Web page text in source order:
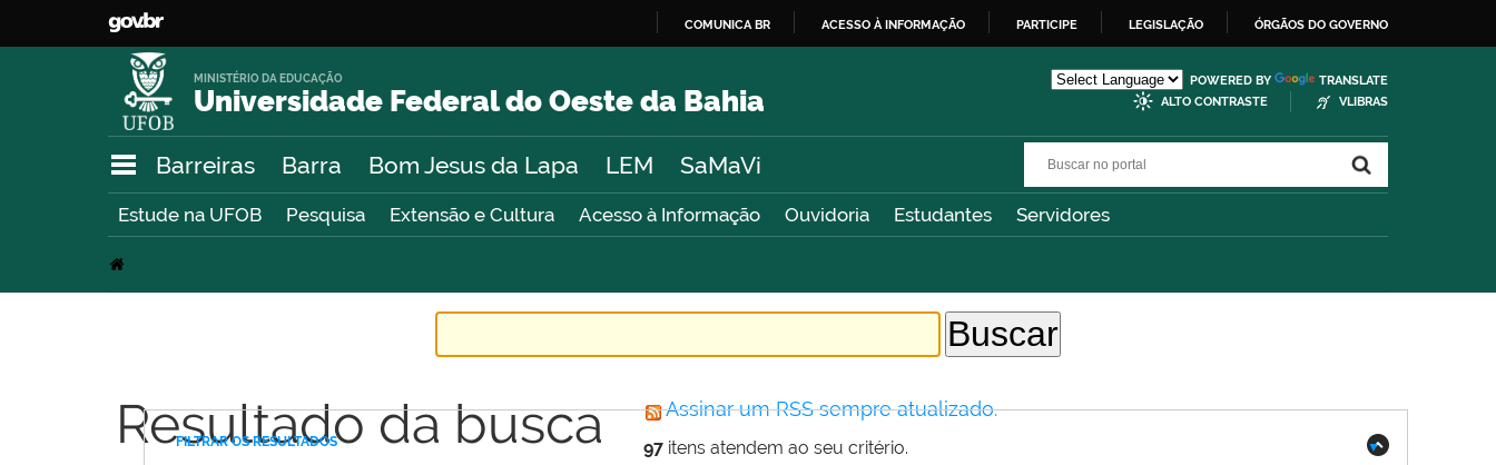
O
COMUNICA BR ACESSO À INFORMAÇÃO PARTICIPE LEGISLAÇÃO ÓRGÃOS DO GOVERNO
Universidade Federal do Oeste da Bahia
MINISTÉRIO DA EDUCAÇÃO POWERED BY
TRANSLATE
ALTO CONTRASTE
VLIBRAS
Barreiras Barra Bom Jesus da Lapa LEM SaMaVi
Estude na UFOB Pesquisa Extensão e Cultura Acesso à Informação Ouvidoria Estudantes Servidores
Resultado da busca Assinar um RSS sempre atualizado.
97 itens atendem ao seu critério.
FILTRAR OS RESULTADOS